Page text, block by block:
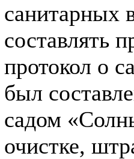
санитарных
составлять
протокол о
был
садом
очистке,